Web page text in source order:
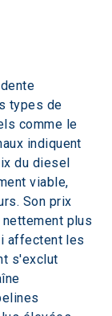
types de
comme le
indiquent
du diesel
viable,
Son prix
plus
affectent les
s'exclut